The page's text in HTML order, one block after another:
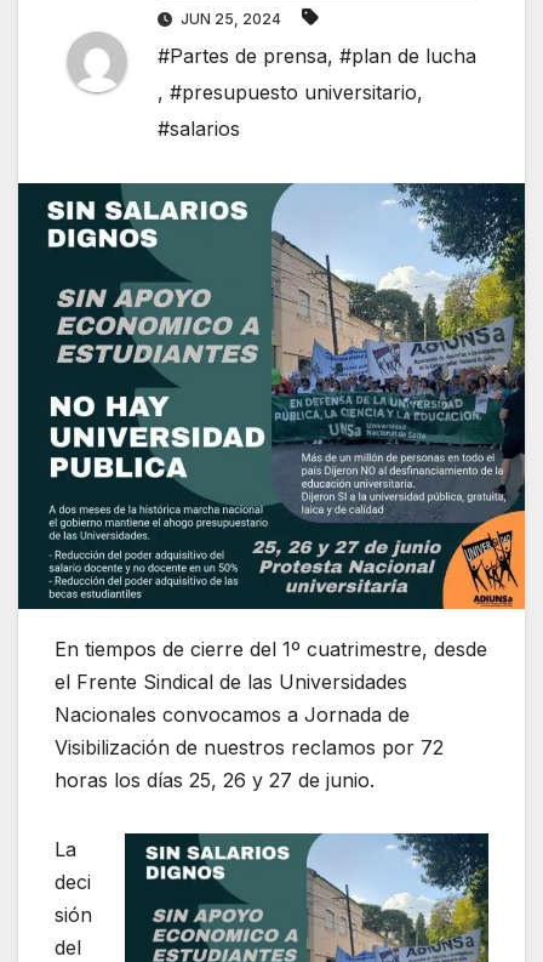
JUN 25, 2024
#Partes de prensa, #plan de lucha
, #presupuesto universitario,
#salarios
En tiempos de cierre del 1º cuatrimestre, desde
el Frente Sindical de las Universidades
Nacionales convocamos a Jornada de
Visibilización de nuestros reclamos por 72
horas los días 25, 26 y 27 de junio.
La
deci
sión
del